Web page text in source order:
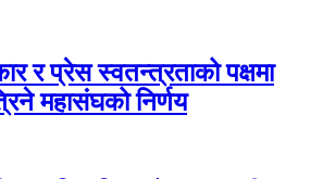
र प्रेस स्वतन्त्रताको पक्षमा
महासंघको निर्णय